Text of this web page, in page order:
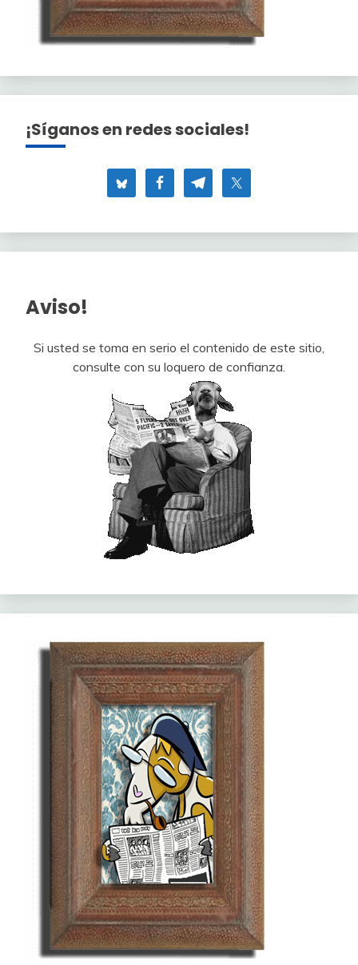
¡Síganos en redes sociales!
Aviso!
Si usted se toma en serio el contenido de este sitio,
consulte con su loquero de confianza.